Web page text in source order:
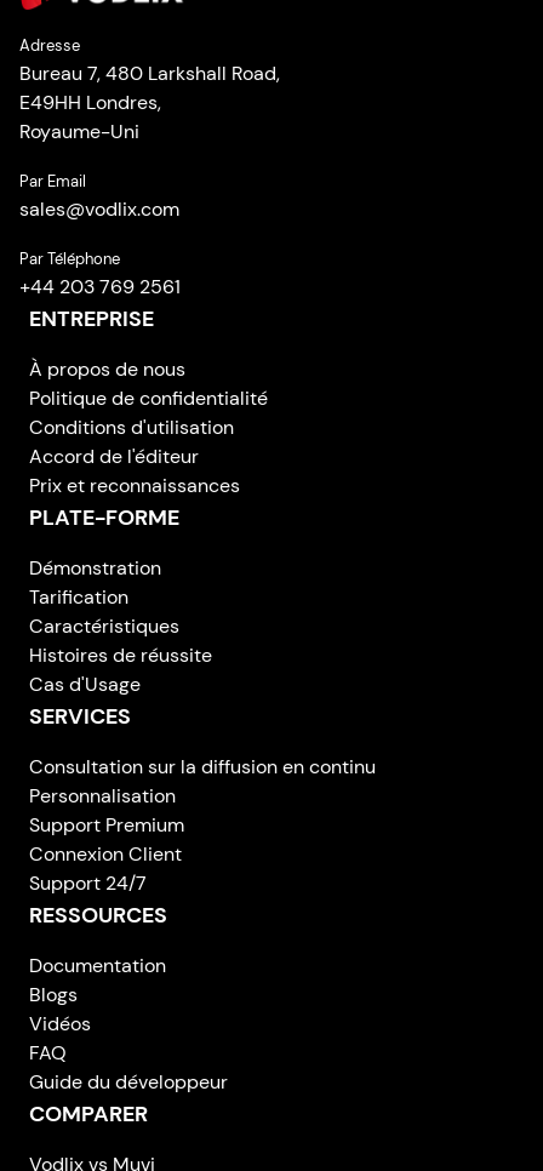
Adresse
Bureau 7, 480 Larkshall Road,
E49HH Londres,
Royaume-Uni
Par Email
sales@vodlix.com
Par Téléphone
+44 203 769 2561
ENTREPRISE
À propos de nous
Politique de confidentialité
Conditions d'utilisation
Accord de l'éditeur
Prix et reconnaissances
PLATE-FORME
Démonstration
Tarification
Caractéristiques
Histoires de réussite
Cas d'Usage
SERVICES
Consultation sur la diffusion en continu
Personnalisation
Support Premium
Connexion Client
Support 24/7
RESSOURCES
Documentation
Blogs
Vidéos
FAQ
Guide du développeur
COMPARER
Vodlix vs Muvi